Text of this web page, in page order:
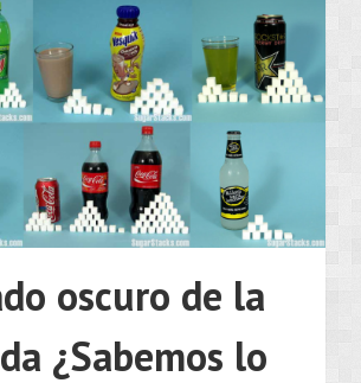
oscuro de la
¿Sabemos lo